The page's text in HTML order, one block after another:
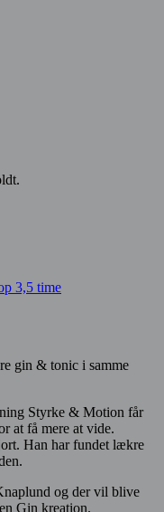
3,5 time
gin & tonic i samme
Styrke & Motion får
at få mere at vide.
Han har fundet lækre
og der vil blive
Gin kreation.